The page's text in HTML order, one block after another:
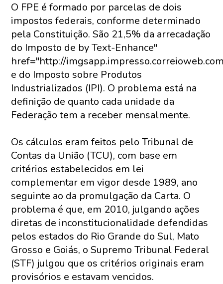
O FPE é formado por parcelas de dois
impostos federais, conforme determinado
pela Constituição. São 21,5% da arrecadação
do Imposto de by Text-Enhance"
href="http://
e do Imposto sobre Produtos
Industrializados (IPI). O problema está na
definição de quanto cada unidade da
Federação tem a receber mensalmente.
Os cálculos eram feitos pelo Tribunal de
Contas da União (TCU), com base em
critérios estabelecidos em lei
complementar em vigor desde 1989, ano
seguinte ao da promulgação da Carta. O
problema é que, em 2010, julgando ações
diretas de inconstitucionalidade defendidas
pelos estados do Rio Grande do Sul, Mato
Grosso e Goiás, o Supremo Tribunal Federal
(STF) julgou que os critérios originais eram
provisórios e estavam vencidos.